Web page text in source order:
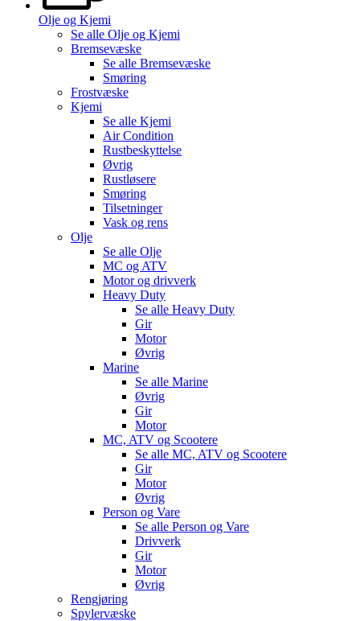
Olje og Kjemi
Se alle Olje og Kjemi
Bremsevæske
Se alle Bremsevæske
Smøring
Frostvæske
Kjemi
Se alle Kjemi
Air Condition
Rustbeskyttelse
Øvrig
Rustløsere
Smøring
Tilsetninger
Vask og rens
Olje
Se alle Olje
MC og ATV
Motor og drivverk
Heavy Duty
Se alle Heavy Duty
Gir
Motor
Øvrig
Marine
Se alle Marine
Øvrig
Gir
Motor
MC, ATV og Scootere
Se alle MC, ATV og Scootere
Gir
Motor
Øvrig
Person og Vare
Se alle Person og Vare
Drivverk
Gir
Motor
Øvrig
Rengjøring
Spylervæske